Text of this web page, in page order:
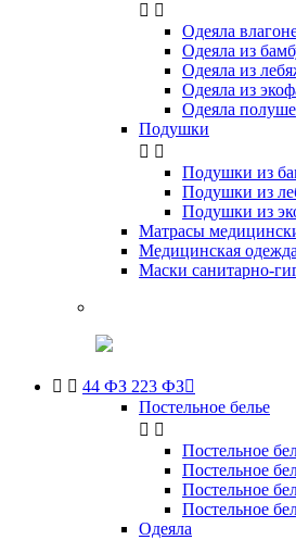
 
Одеяла
Одеяла из
Одеяла из
Одеяла из
Одеяла
Подушки
 
Подушки из
Подушки из
Подушки из
Матрасы
Медицинская одежда
Маски санитарно-
  44 ФЗ 223 ФЗ
Постельное белье
 
Постельное
Постельное
Постельное
Постельное
Одеяла